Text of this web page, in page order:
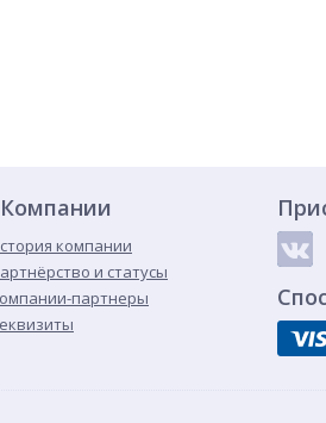
компании
и статусы
партнеры